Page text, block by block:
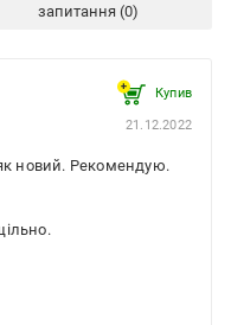
запитання
Купив
21.12.2022
новий. Рекомендую.